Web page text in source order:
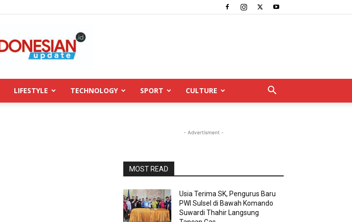
LIFESTYLE TECHNOLOGY SPORT CULTURE
- Advertisment -
MOST READ
Usia Terima SK, Pengurus Baru
PWI Sulsel di Bawah Komando
Suwardi Thahir Langsung